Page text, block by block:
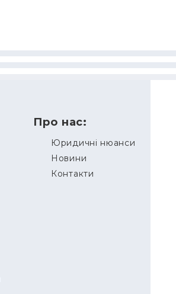
Про нас:
Юридичні нюанси
Новини
Контакти